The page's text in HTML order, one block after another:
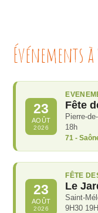
Événements
23
AOÛT
2026
Fête
Pierre-
18h
71 -
23
AOÛT
2026
FÊTE
Le
Saint-
9H30